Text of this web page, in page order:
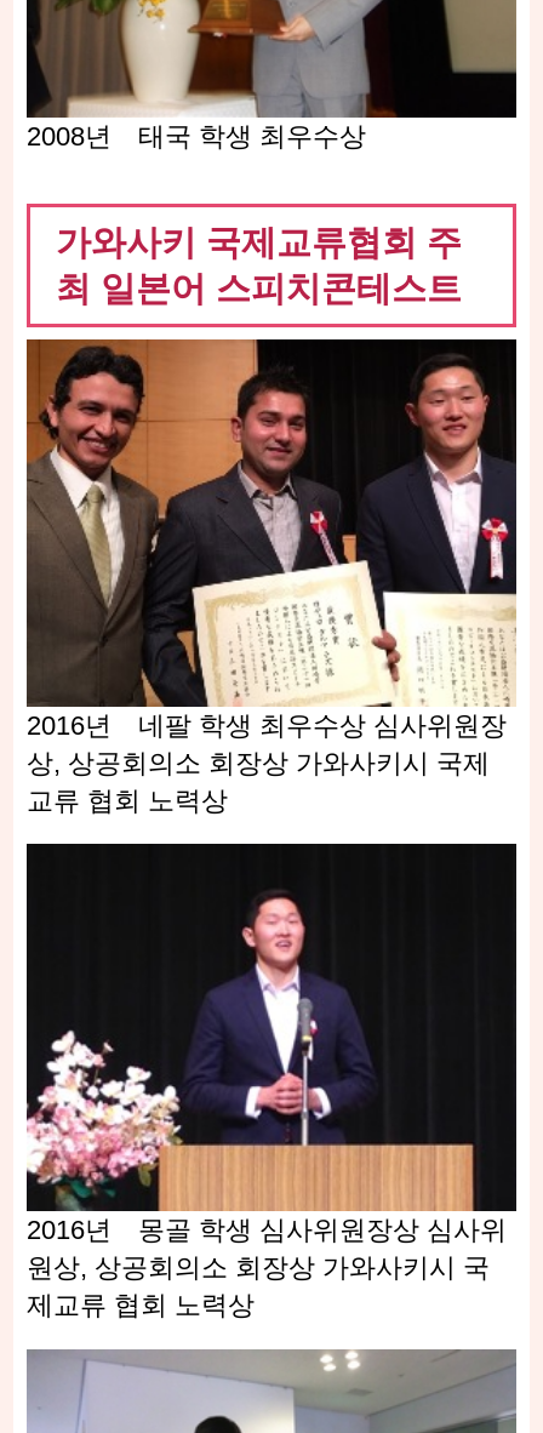
2008년 태국 학생 최우수상
가와사키 국제교류협회 주
최 일본어 스피치콘테스트
2016년 네팔 학생 최우수상 심사위원장
상, 상공회의소 회장상 가와사키시 국제
교류 협회 노력상
2016년 몽골 학생 심사위원장상 심사위
원상, 상공회의소 회장상 가와사키시 국
제교류 협회 노력상